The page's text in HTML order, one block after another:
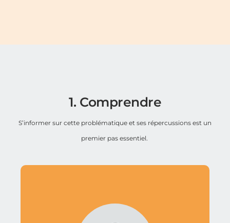
1. Comprendre
S’informer sur cette problématique et ses répercussions est un
premier pas essentiel.